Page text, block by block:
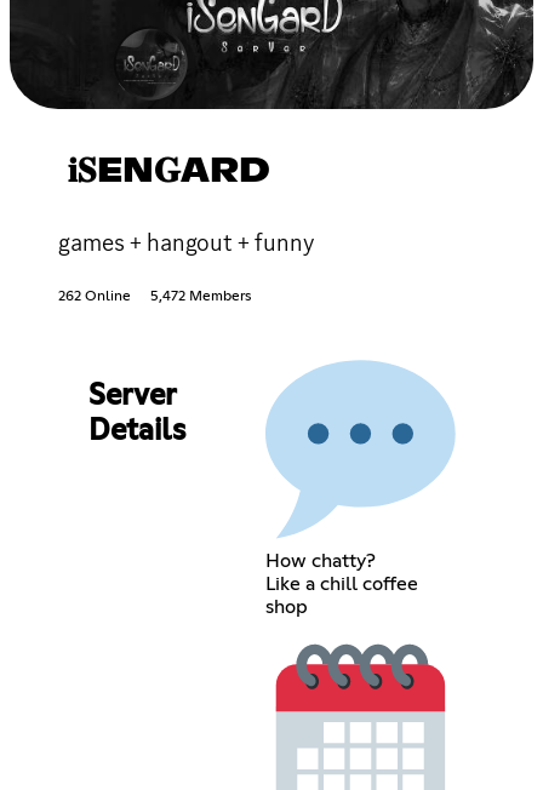
𝐢𝐒EN𝐆ARD
games + hangout + funny
262 Online 5,472 Members
Server
Details
How chatty?
Like a chill coffee
shop